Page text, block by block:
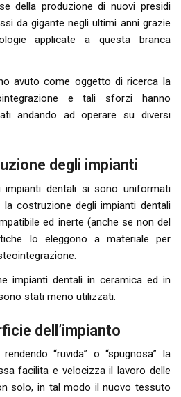
della produzione di nuovi presidi
da gigante negli ultimi anni grazie
applicate a questa branca
avuto come oggetto di ricerca la
e tali sforzi hanno
andando ad operare su diversi
degli impianti
dentali si sono uniformati
la costruzione degli impianti dentali
ed inerte (anche se non del
lo eleggono a materiale per
impianti dentali in ceramica ed in
stati meno utilizzati.
dell’impianto
“ruvida” o “spugnosa” la
facilita e velocizza il lavoro delle
solo, in tal modo il nuovo tessuto